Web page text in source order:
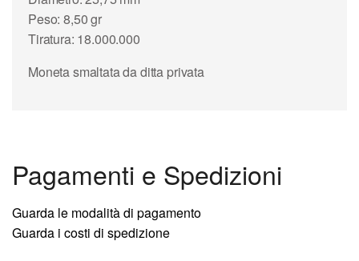
Peso: 8,50 gr
Tiratura: 18.000.000
Moneta smaltata da ditta privata
Pagamenti e Spedizioni
Guarda le modalità di pagamento
Guarda i costi di spedizione